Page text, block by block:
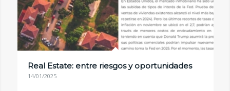
Real Estate: entre riesgos y oportunidades
14/01/2025